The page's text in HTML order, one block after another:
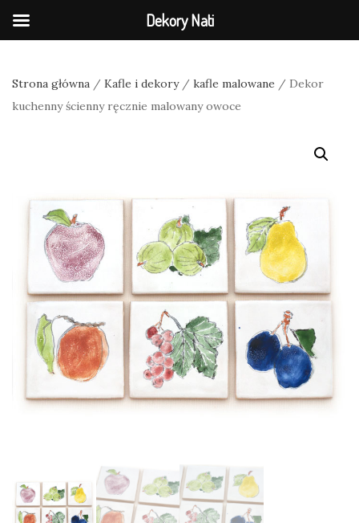
Strona główna / Kafle i dekory/ kafle malowane / Dekor
kuchenny ścienny ręcznie malowany owoce
Dekory Nati